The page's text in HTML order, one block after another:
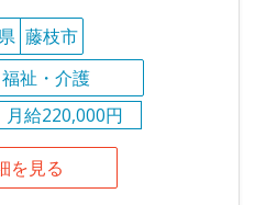
藤枝市
祉・介護
月給220,000円
を見る